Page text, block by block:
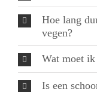
Hoe lang
vegen?
Wat moet ik
Is een